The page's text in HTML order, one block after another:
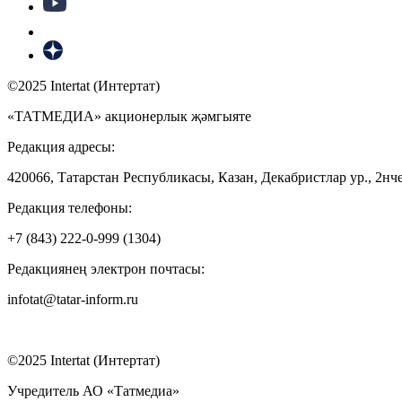
©2025 Intertat (Интертат)
«ТАТМЕДИА» акционерлык җәмгыяте
Редакция адресы:
420066, Татарстан Республикасы, Казан, Декабристлар ур.,
Редакция телефоны:
+7 (843) 222-0-999 (1304)
Редакциянең электрон почтасы:
infotat@tatar-inform.ru
©2025 Intertat (Интертат)
Учредитель АО «Татмедиа»